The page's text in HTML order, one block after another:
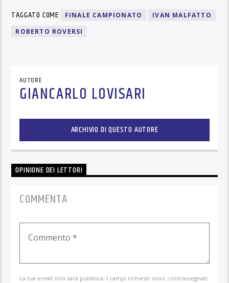
TAGGATO COME FINALE CAMPIONATO
IVAN MALFATTO
ROBERTO ROVERSI
AUTORE
GIANCARLO LOVISARI
ARCHIVIO DI QUESTO AUTORE
OPINIONE DEI LETTORI
COMMENTA
La tua email non sarà pubblica. I campi richiesti sono contrassegnati